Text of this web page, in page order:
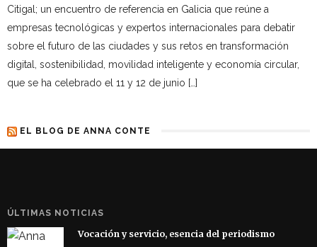
Citigal; un encuentro de referencia en Galicia que reúne a
empresas tecnológicas y expertos internacionales para debatir
sobre el futuro de las ciudades y sus retos en transformación
digital, sostenibilidad, movilidad inteligente y economía circular,
que se ha celebrado el 11 y 12 de junio […]
EL BLOG DE ANNA CONTE
ÚLTIMAS NOTICIAS
Vocación y servicio, esencia del periodismo